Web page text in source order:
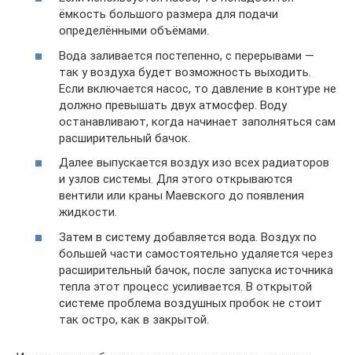
ёмкость большого размера для подачи
определёнными объёмами.
Вода заливается постепенно, с перерывами —
так у воздуха будет возможность выходить.
Если включается насос, то давление в контуре не
должно превышать двух атмосфер. Воду
останавливают, когда начинает заполняться сам
расширительный бачок.
Далее выпускается воздух изо всех радиаторов
и узлов системы. Для этого открываются
вентили или краны Маевского до появления
жидкости.
Затем в систему добавляется вода. Воздух по
большей части самостоятельно удаляется через
расширительный бачок, после запуска источника
тепла этот процесс усиливается. В открытой
системе проблема воздушных пробок не стоит
так остро, как в закрытой.